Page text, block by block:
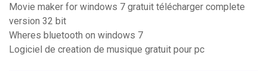
Movie maker for windows 7 gratuit télécharger complete
version 32 bit
Wheres bluetooth on windows 7
Logiciel de creation de musique gratuit pour pc